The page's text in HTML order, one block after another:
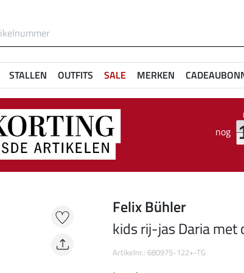
STALLEN OUTFITS SALE MERKEN
nog
Felix Bühler
kids rij-jas Daria met
Artikelnr.: 680975-122+-TG